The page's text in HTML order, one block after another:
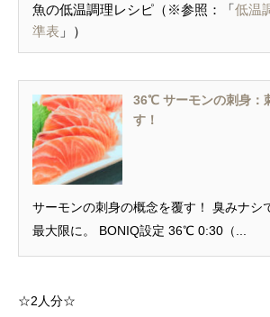
魚の低温調理レシピ（※参照：「低温
準表 」）
36℃ サーモンの刺身：
す！
サーモンの刺身の概念を覆す！ 臭みナシ
最大限に。 BONIQ設定 36℃ 0:30（...
☆2人分☆